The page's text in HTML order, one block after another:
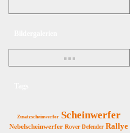
Zusatzscheinwerfer Scheinwerfer
Nebelscheinwerfer Rover Defender Rallye